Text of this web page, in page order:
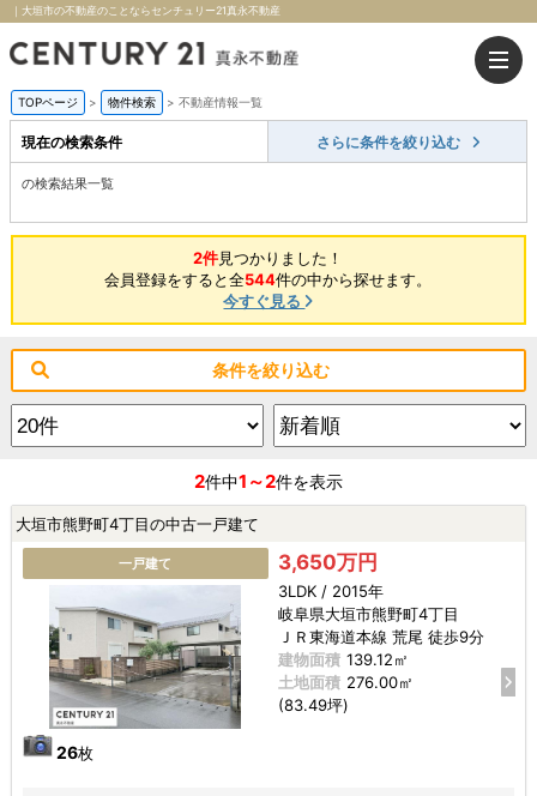
｜大垣市の不動産のことならセンチュリー21真永不動産
TOPページ > 物件検索 > 不動産情報一覧
現在の検索条件 さらに条件を絞り込む
の検索結果一覧
2件見つかりました！
会員登録をすると全544件の中から探せます。
今すぐ見る
条件を絞り込む
2件中1～2件を表示
大垣市熊野町4丁目の中古一戸建て
一戸建て
26枚
3,650万円
3LDK / 2015年
岐阜県大垣市熊野町4丁目
ＪＲ東海道本線 荒尾 徒歩9分
建物面積 139.12㎡
土地面積 276.00㎡
(83.49坪)